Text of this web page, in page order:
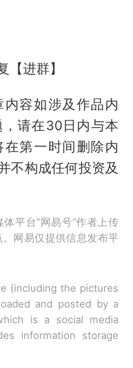
【进群】
内容如涉及作品内
请在30日内与本
第一时间删除内
不构成任何投资及
平台“网易号”作者上传
网易仅提供信息发布平
(including the pictures
and posted by a
is a social media
information storage